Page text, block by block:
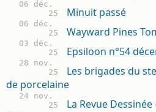
06 déc.
25
Minuit passé
06 déc.
25
Wayward Pines
03 déc.
25
Epsiloon n°54
28 nov.
25
Les brigades du
de porcelaine
24 nov.
25
La Revue